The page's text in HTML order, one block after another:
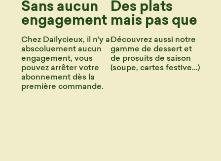
Sans aucun
engagement
Chez Dailycieux, il n'y a
abscoluement aucun
engagement, vous
pouvez arrêter votre
abonnement dès la
première commande.
Des plats
mais pas que
Découvrez aussi notre
gamme de dessert et
de prosuits de saison
(soupe, cartes festive...)